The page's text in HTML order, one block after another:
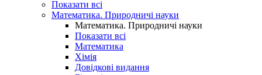
Показати всі
Математика. Природничі науки
Математика. Природничі науки
Показати всі
Математика
Хімія
Довідкові видання